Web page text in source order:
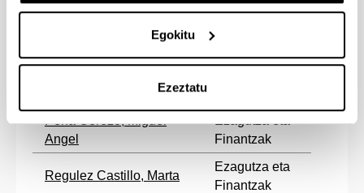
Egokitu
Ezeztatu
Maseda Garcia, Amaia
Peña Cerezo, Miguel
Angel
Ezagutza eta
Finantzak
Regulez Castillo, Marta
Ezagutza eta
Finantzak